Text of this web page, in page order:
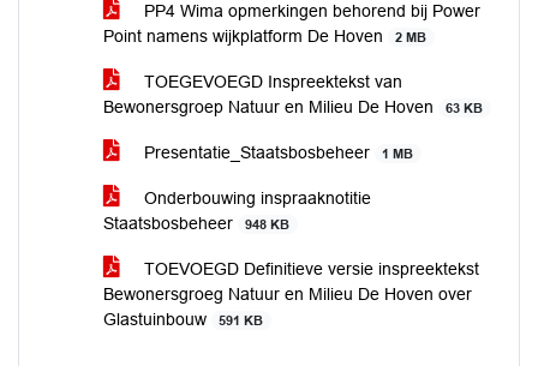
PP4 Wima opmerkingen behorend bij Power
Point namens wijkplatform De Hoven
2 MB
TOEGEVOEGD Inspreektekst van
Bewonersgroep Natuur en Milieu De Hoven
63 KB
Presentatie_Staatsbosbeheer 1 MB
Onderbouwing inspraaknotitie
Staatsbosbeheer
948 KB
TOEVOEGD Definitieve versie inspreektekst
Bewonersgroeg Natuur en Milieu De Hoven over
Glastuinbouw
591 KB